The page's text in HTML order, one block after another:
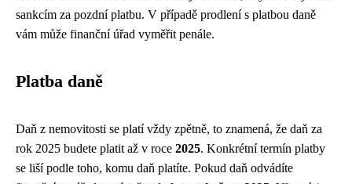
sankcím za pozdní platbu. V případě prodlení s platbou daně
vám může finanční úřad vyměřit penále.
Platba daně
Daň z nemovitosti se platí vždy zpětně, to znamená, že daň za
rok 2025 budete platit až v roce 2025. Konkrétní termín platby
se liší podle toho, komu daň platíte. Pokud daň odvádíte